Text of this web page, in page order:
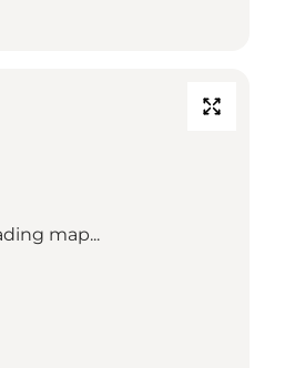
map...